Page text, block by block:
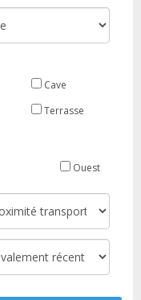
Cave
Terrasse
Ouest